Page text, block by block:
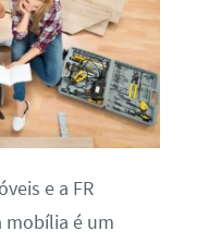
e a FR
mobília é um